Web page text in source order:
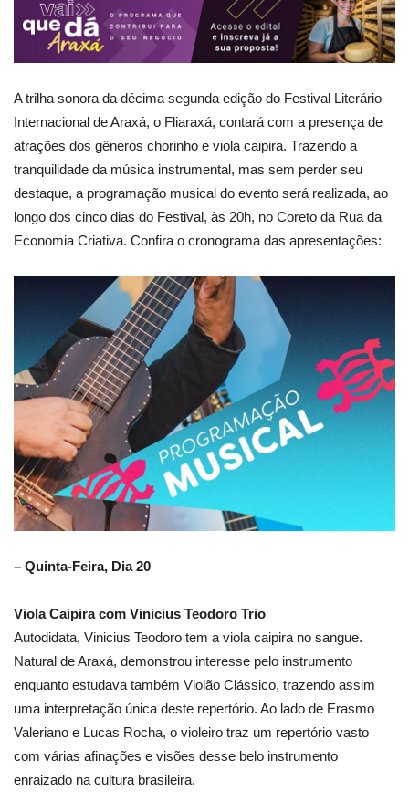
A trilha sonora da décima segunda edição do Festival Literário
Internacional de Araxá, o Fliaraxá, contará com a presença de
atrações dos gêneros chorinho e viola caipira. Trazendo a
tranquilidade da música instrumental, mas sem perder seu
destaque, a programação musical do evento será realizada, ao
longo dos cinco dias do Festival, às 20h, no Coreto da Rua da
Economia Criativa. Confira o cronograma das apresentações:
– Quinta-Feira, Dia 20
Viola Caipira com Vinicius Teodoro Trio
Autodidata, Vinicius Teodoro tem a viola caipira no sangue.
Natural de Araxá, demonstrou interesse pelo instrumento
enquanto estudava também Violão Clássico, trazendo assim
uma interpretação única deste repertório. Ao lado de Erasmo
Valeriano e Lucas Rocha, o violeiro traz um repertório vasto
com várias afinações e visões desse belo instrumento
enraizado na cultura brasileira.